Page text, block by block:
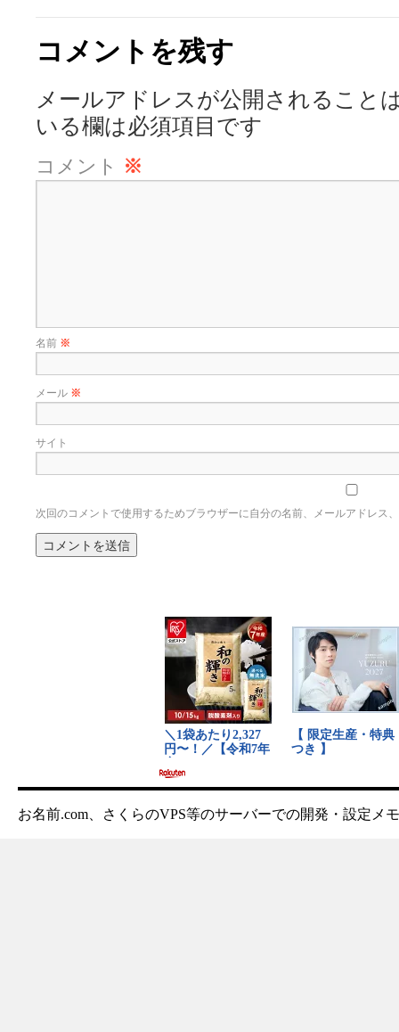
コメントを残す
メールアドレスが公開されること
いる欄は必須項目です
コメント ※
名前 ※
メール ※
サイト
次回のコメントで使用するためブラウザーに自分の名前、メールアドレス
お名前.com、さくらのVPS等のサーバーでの開発・設定メモ